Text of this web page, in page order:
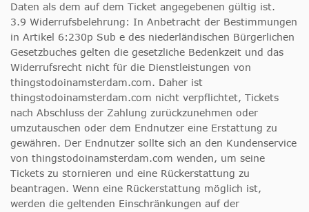
Daten als dem auf dem Ticket angegebenen gültig ist.
3.9 Widerrufsbelehrung: In Anbetracht der Bestimmungen
in Artikel 6:230p Sub e des niederländischen Bürgerlichen
Gesetzbuches gelten die gesetzliche Bedenkzeit und das
Widerrufsrecht nicht für die Dienstleistungen von
thingstodoinamsterdam.com. Daher ist
thingstodoinamsterdam.com nicht verpflichtet, Tickets
nach Abschluss der Zahlung zurückzunehmen oder
umzutauschen oder dem Endnutzer eine Erstattung zu
gewähren. Der Endnutzer sollte sich an den Kundenservice
von thingstodoinamsterdam.com wenden, um seine
Tickets zu stornieren und eine Rückerstattung zu
beantragen. Wenn eine Rückerstattung möglich ist,
werden die geltenden Einschränkungen auf der